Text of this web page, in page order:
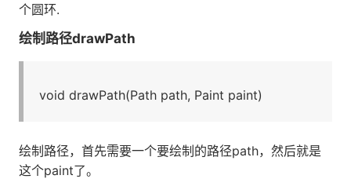
个圆环.
绘制路径drawPath
void drawPath(Path path, Paint paint)
绘制路径，首先需要一个要绘制的路径path，然后就是
这个paint了。